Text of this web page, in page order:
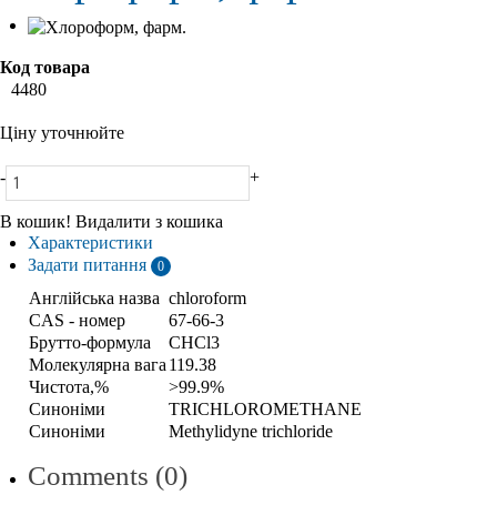
Код товара
4480
Ціну уточнюйте
- +
В кошик! Видалити з кошика
Характеристики
Задати питання
0
Англійська назва chloroform
CAS - номер
67-66-3
Брутто-формула
CHCl3
Молекулярна вага 119.38
Чистота,%
>99.9%
Синоніми
TRICHLOROMETHANE
Синоніми
Methylidyne trichloride
Comments (0)